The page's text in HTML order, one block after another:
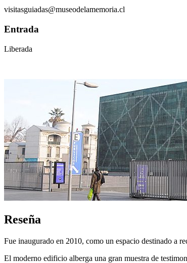
visitasguiadas@museodelamemoria.cl
Entrada
Liberada
Reseña
Fue inaugurado en 2010, como un espacio destinado a
El moderno edificio alberga una gran muestra de